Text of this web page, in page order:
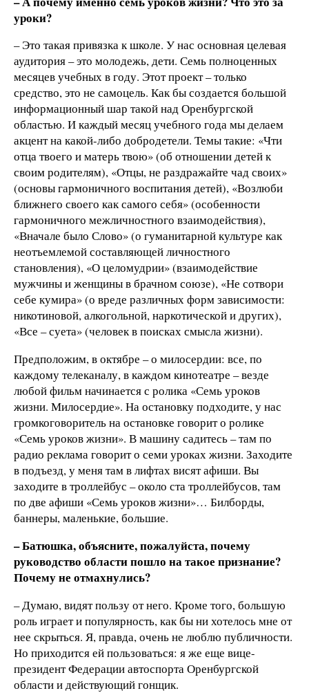
уроки?
– Это такая привязка к школе. У нас основная целевая
аудитория – это молодежь, дети. Семь полноценных
месяцев учебных в году. Этот проект – только
средство, это не самоцель. Как бы создается большой
информационный шар такой над Оренбургской
областью. И каждый месяц учебного года мы делаем
акцент на какой-либо добродетели. Темы такие: «Чти
отца твоего и матерь твою» (об отношении детей к
своим родителям), «Отцы, не раздражайте чад своих»
(основы гармоничного воспитания детей), «Возлюби
ближнего своего как самого себя» (особенности
гармоничного межличностного взаимодействия),
«Вначале было Слово» (о гуманитарной культуре как
неотъемлемой составляющей личностного
становления), «О целомудрии» (взаимодействие
мужчины и женщины в брачном союзе), «Не сотвори
себе кумира» (о вреде различных форм зависимости:
никотиновой, алкогольной, наркотической и других),
«Все – суета» (человек в поисках смысла жизни).
Предположим, в октябре – о милосердии: все, по
каждому телеканалу, в каждом кинотеатре – везде
любой фильм начинается с ролика «Семь уроков
жизни. Милосердие». На остановку подходите, у нас
громкоговоритель на остановке говорит о ролике
«Семь уроков жизни». В машину садитесь – там по
радио реклама говорит о семи уроках жизни. Заходите
в подъезд, у меня там в лифтах висят афиши. Вы
заходите в троллейбус – около ста троллейбусов, там
по две афиши «Семь уроков жизни»… Билборды,
баннеры, маленькие, большие.
– Батюшка, объясните, пожалуйста, почему
руководство области пошло на такое признание?
Почему не отмахнулись?
– Думаю, видят пользу от него. Кроме того, большую
роль играет и популярность, как бы ни хотелось мне от
нее скрыться. Я, правда, очень не люблю публичности.
Но приходится ей пользоваться: я же еще вице-
президент Федерации автоспорта Оренбургской
области и действующий гонщик.